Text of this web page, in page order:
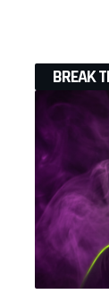
BREAK